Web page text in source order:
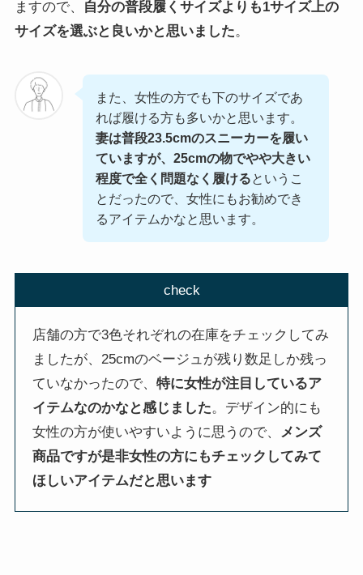
ますので、
自分の普段履くサイズよりも1サイズ上の
サイズを選ぶと良いかと思いました。
また、女性の方でも下のサイズであ
れば履ける方も多いかと思います。
妻は普段23.5cmのスニーカーを履い
ていますが、25cmの物でやや大きい
程度で全く問題なく履けるというこ
とだったので、女性にもお勧めでき
るアイテムかなと思います。
check
店舗の方で3色それぞれの在庫をチェックしてみ
ましたが、25cmのベージュが残り数足しか残っ
ていなかったので、特に女性が注目しているア
イテムなのかなと感じました。デザイン的にも
女性の方が使いやすいように思うので、 メンズ
商品ですが是非女性の方にもチェックしてみて
ほしいアイテムだと思います